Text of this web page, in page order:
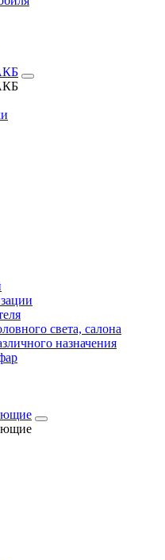
света, салона
назначения